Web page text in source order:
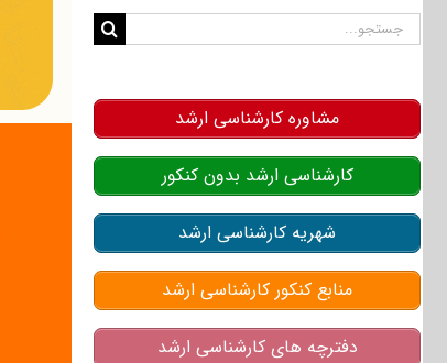
جستجو
مشاوره کارشناسی ارشد
کارشناسی ارشد بدون کنکور
شهریه کارشناسی ارشد
منابع کنکور کارشناسی ارشد
دفترچه های کارشناسی ارشد